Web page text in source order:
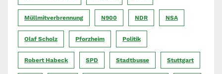
Müllmitverbrennung N900 NDR NSA
Olaf Scholz Pforzheim Politik
Robert Habeck SPD Stadtbusse Stuttgart